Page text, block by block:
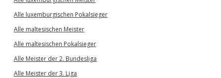
Alle luxemburgischen Pokalsieger
Alle maltesischen Meister
Alle maltesischen Pokalsieger
Alle Meister der 2. Bundesliga
Alle Meister der 3. Liga